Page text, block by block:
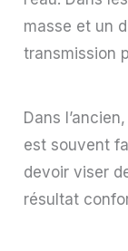
masse et un
transmission
Dans
est souvent
devoir viser
résultat